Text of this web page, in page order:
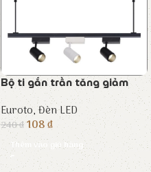
Bộ ti gắn trần tăng giảm
Euroto,Đèn LED
240₫108₫
Thêm vào giỏ hàng